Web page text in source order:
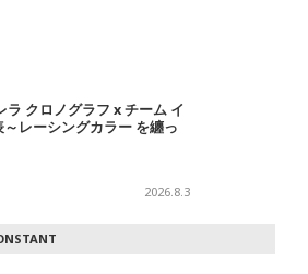
ラ クロノグラフ x チーム イ
レーシングカラー を纏っ
2026.8.3